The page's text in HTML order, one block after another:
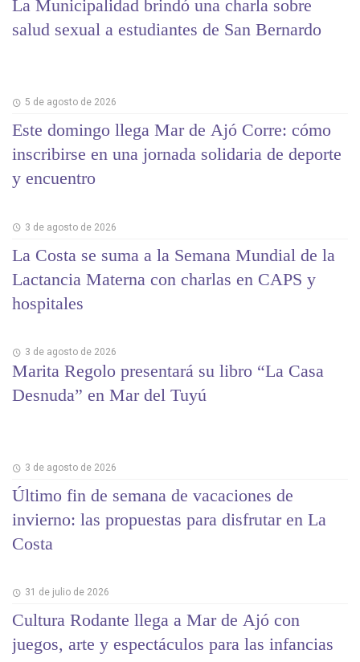
La Municipalidad brindó una charla sobre
salud sexual a estudiantes de San Bernardo
5 de agosto de 2026
Este domingo llega Mar de Ajó Corre: cómo
inscribirse en una jornada solidaria de deporte
y encuentro
3 de agosto de 2026
La Costa se suma a la Semana Mundial de la
Lactancia Materna con charlas en CAPS y
hospitales
3 de agosto de 2026
Marita Regolo presentará su libro “La Casa
Desnuda” en Mar del Tuyú
3 de agosto de 2026
Último fin de semana de vacaciones de
invierno: las propuestas para disfrutar en La
Costa
31 de julio de 2026
Cultura Rodante llega a Mar de Ajó con
juegos, arte y espectáculos para las infancias